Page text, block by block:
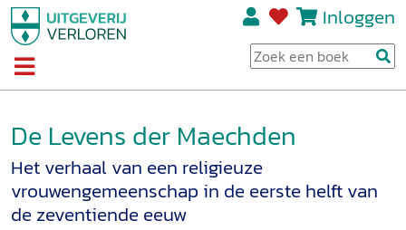
Inloggen
De Levens der Maechden
Het verhaal van een religieuze
vrouwengemeenschap in de eerste helft van
de zeventiende eeuw